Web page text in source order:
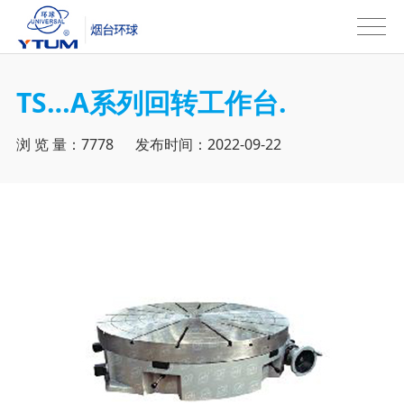
TS…A系列回转工作台.
浏 览 量：7778 发布时间：2022-09-22